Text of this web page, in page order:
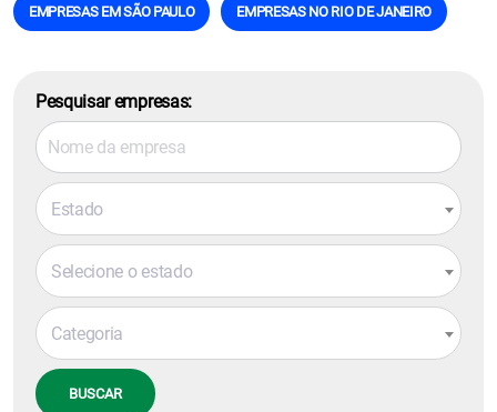
EMPRESAS EM SÃO PAULO EMPRESAS NO RIO DE JANEIRO
Pesquisar empresas:
Estado
Selecione o estado
Categoria
BUSCAR